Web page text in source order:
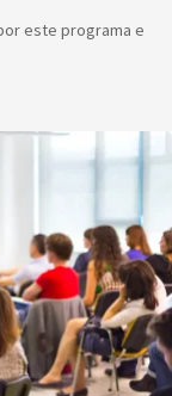
este programa e